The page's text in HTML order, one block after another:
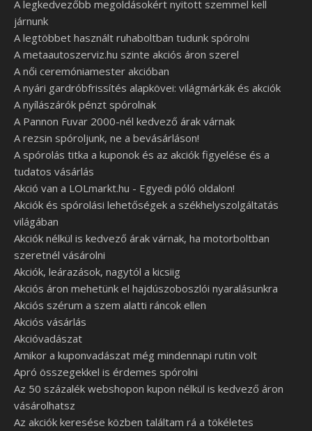
A legkedvezőbb megoldásokért nyitott szemmel kell
járnunk
A legtöbbet használt ruhaboltban tudunk spórolni
A metaautoszerviz.hu szinte akciós áron szerel
A női ceremóniamester akcióban
A nyári gardróbfrissítés alapkövei: világmárkák és akciók
A nyílászárók pénzt spórolnak
A Pannon Fuvar 2000-nél kedvező árak várnak
A rezsin spóroljunk, ne a bevásárláson!
A spórolás titka a kuponok és az akciók figyelése és a
tudatos vásárlás
Akció van a LOLmarkt.hu - Egyedi póló oldalon!
Akciók és spórolási lehetőségek a székhelyszolgáltatás
világában
Akciók nélkül is kedvező árak várnak, ha motorboltban
szeretnél vásárolni
Akciók, leárazások, nagytól a kicsiig
Akciós áron mehetünk el hajdúszoboszlói nyaralásunkra
Akciós szérum a szem alatti ráncok ellen
Akciós vásárlás
Akcióvadászat
Amikor a kuponvadászat még mindennapi rutin volt
Apró összegekkel is érdemes spórolni
Az 50 százalék webshopon kupon nélkül is kedvező áron
vásárolhatsz
Az akciók keresése közben találtam rá a tökéletes